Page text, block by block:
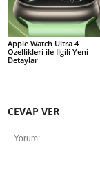
Apple Watch Ultra 4
Özellikleri ile İlgili Yeni
Detaylar
CEVAP VER